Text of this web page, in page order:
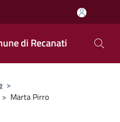
di Recanati
>
> Marta Pirro